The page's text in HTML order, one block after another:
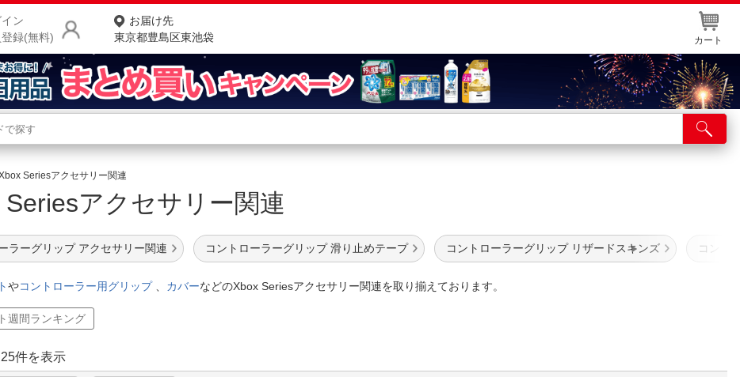
ン
録(無料)
お届け先
東京都豊島区東池袋
カート
ランキングからさがす
カテゴリ一覧からさがす
お客様サポート
ご利用ガイド
店舗情報・店舗一覧
Seriesアクセサリー関連
Seriesアクセサリー関連
ラーグリップ アクセサリー関連 コントローラーグリップ 滑り止めテープ コントローラーグリップ リザードスキンズ コント
やコントローラー用グリップ カバーなどのXbox Seriesアクセサリー関連を取り揃えております。
週間ランキング
25件を表示